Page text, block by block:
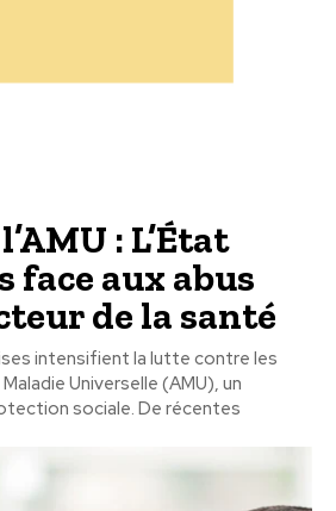
: L’État
face aux abus
de la santé
intensifient la lutte contre les
Universelle (AMU), un
sociale. De récentes